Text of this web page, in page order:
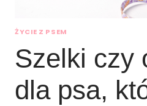
ŻYCIE Z PSEM
Szelki czy
dla psa,